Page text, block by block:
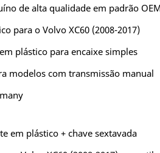
de alta qualidade em padrão
para o Volvo XC60 (2008-2017)
plástico para encaixe simples
modelos com transmissão manual
em plástico + chave sextavada